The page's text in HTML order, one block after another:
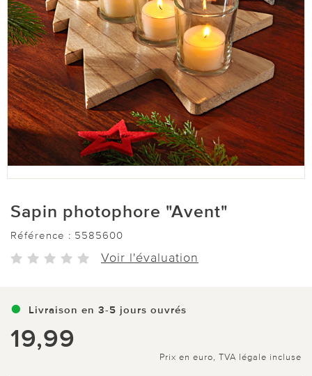
Sapin photophore "Avent"
Référence : 5585600
Voir l'évaluation
Livraison en 3-5 jours ouvrés
19,99
Prix en euro, TVA légale incluse